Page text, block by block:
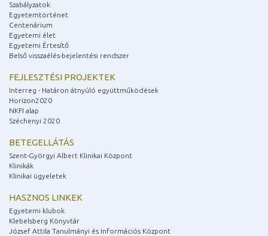
Szabályzatok
Egyetemtörténet
Centenárium
Egyetemi élet
Egyetemi Értesítő
Belső visszaélés-bejelentési rendszer
FEJLESZTÉSI PROJEKTEK
Interreg - Határon átnyúló együttműködések
Horizon2020
NKFI alap
Széchenyi 2020
BETEGELLÁTÁS
Szent-Györgyi Albert Klinikai Központ
Klinikák
Klinikai ügyeletek
HASZNOS LINKEK
Egyetemi klubok
Klebelsberg Könyvtár
József Attila Tanulmányi és Információs Központ